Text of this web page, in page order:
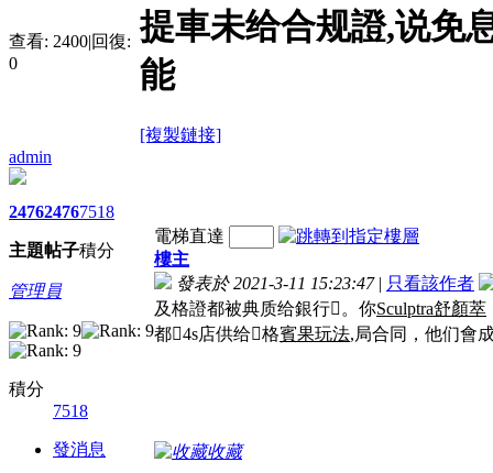
查看: 2400|回復:
0
提車未给合规證,说免
能
[複製鏈接]
admin
2476
主題
2476
帖子
7518
積分
管理員
積分
7518
發消息
電梯直達
樓主
發表於 2021-3-11 15:23:47 | 只看該作者
及格證都被典质给銀行。你Sculptra舒顏萃
都4s店供给格賓果玩法,局合同，他们會
收藏